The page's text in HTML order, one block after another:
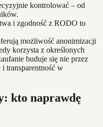
kontrolować – od
i zgodność z RODO to
możliwość anonimizacji
korzysta z określonych
buduje się nie przez
transparentność w
kto naprawdę